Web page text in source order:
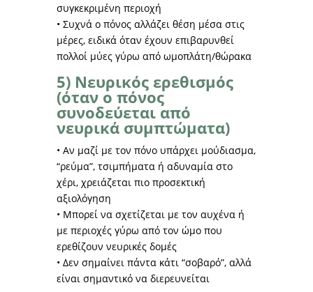
συγκεκριμένη περιοχή
• Συχνά ο πόνος αλλάζει θέση μέσα στις
μέρες, ειδικά όταν έχουν επιβαρυνθεί
πολλοί μύες γύρω από ωμοπλάτη/θώρακα
5) Νευρικός ερεθισμός
(όταν ο πόνος
συνοδεύεται από
νευρικά συμπτώματα)
• Αν μαζί με τον πόνο υπάρχει μούδιασμα,
“ρεύμα”, τσιμπήματα ή αδυναμία στο
χέρι, χρειάζεται πιο προσεκτική
αξιολόγηση
• Μπορεί να σχετίζεται με τον αυχένα ή
με περιοχές γύρω από τον ώμο που
ερεθίζουν νευρικές δομές
• Δεν σημαίνει πάντα κάτι “σοβαρό”, αλλά
είναι σημαντικό να διερευνείται